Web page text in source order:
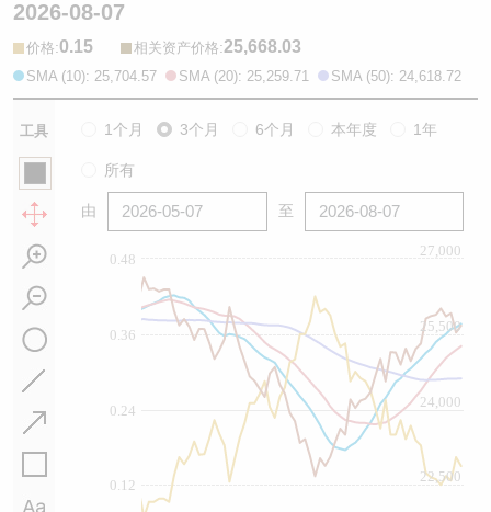
2026-08-07
价格:0.15 相关资产价格:25,668.03
SMA (10): 25,704.57 SMA (20): 25,259.71 SMA (50): 24,618.72
工具 1个月 3个月 6个月 本年度 1年
所有
由 至
0.12
0.24
0.36
0.48
24,000
22,500
25,500
27,000